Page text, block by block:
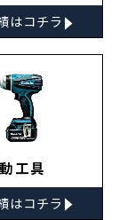
はコチラ ▸
工具
はコチラ ▸